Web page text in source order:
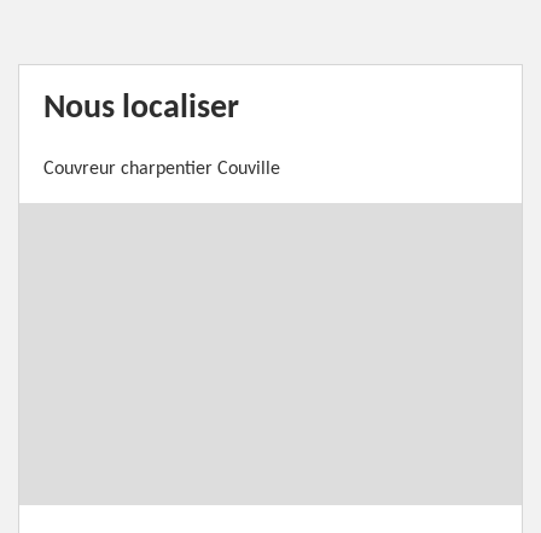
Nous localiser
Couvreur charpentier Couville